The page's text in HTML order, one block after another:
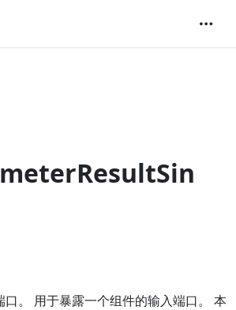
口。 用于暴露一个组件的输入端口。 本